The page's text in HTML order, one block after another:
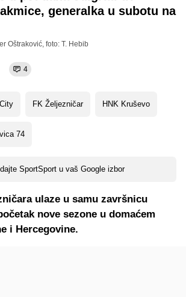
generalka u subotu na
Oštraković , foto: T. Hebib
4
FK Željezničar HNK Kruševo
74
SportSport u vaš Google izbor
ulaze u samu završnicu
nove sezone u domaćem
i Hercegovine.